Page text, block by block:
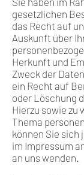
gesetzlichen
das Recht auf
Auskunft über
Herkunft und
Zweck der
ein Recht auf
oder Löschung
Hierzu sowie zu
Thema
können Sie sich
im Impressum
an uns wenden.